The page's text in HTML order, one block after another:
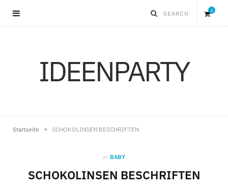
0
IDEENPARTY
Startseite » SCHOKOLINSEN BESCHRIFTEN
in BABY
SCHOKOLINSEN BESCHRIFTEN